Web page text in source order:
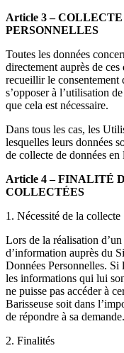
Article 3 –
PERSONNELLES
Toutes les données
directement auprès de ces
recueillir le consentement
s’opposer à l’utilisation
que cela est nécessaire.
Dans tous les cas, les
lesquelles leurs données
de collecte de données
Article 4 – FINALITÉ
COLLECTÉES
1. Nécessité de la collecte
Lors de la réalisation d’un
d’information auprès du
Données Personnelles.
les informations qui lui
ne puisse pas accéder à
Barisseuse soit dans
de répondre à sa demande.
2. Finalités